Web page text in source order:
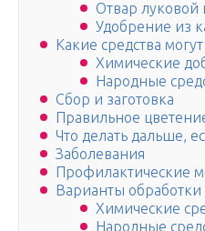
Отвар луковой
Удобрение из
Какие средства
Химические
Народные
Сбор и заготовка
Правильное
Что делать дальше,
Заболевания
Профилактические
Варианты обработки
Химические
Народные